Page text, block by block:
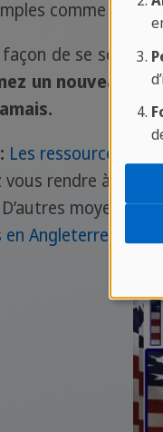
comme les
façon de se
un nouveau
Les ressources
rendre à
moyens
Angleterre , lire